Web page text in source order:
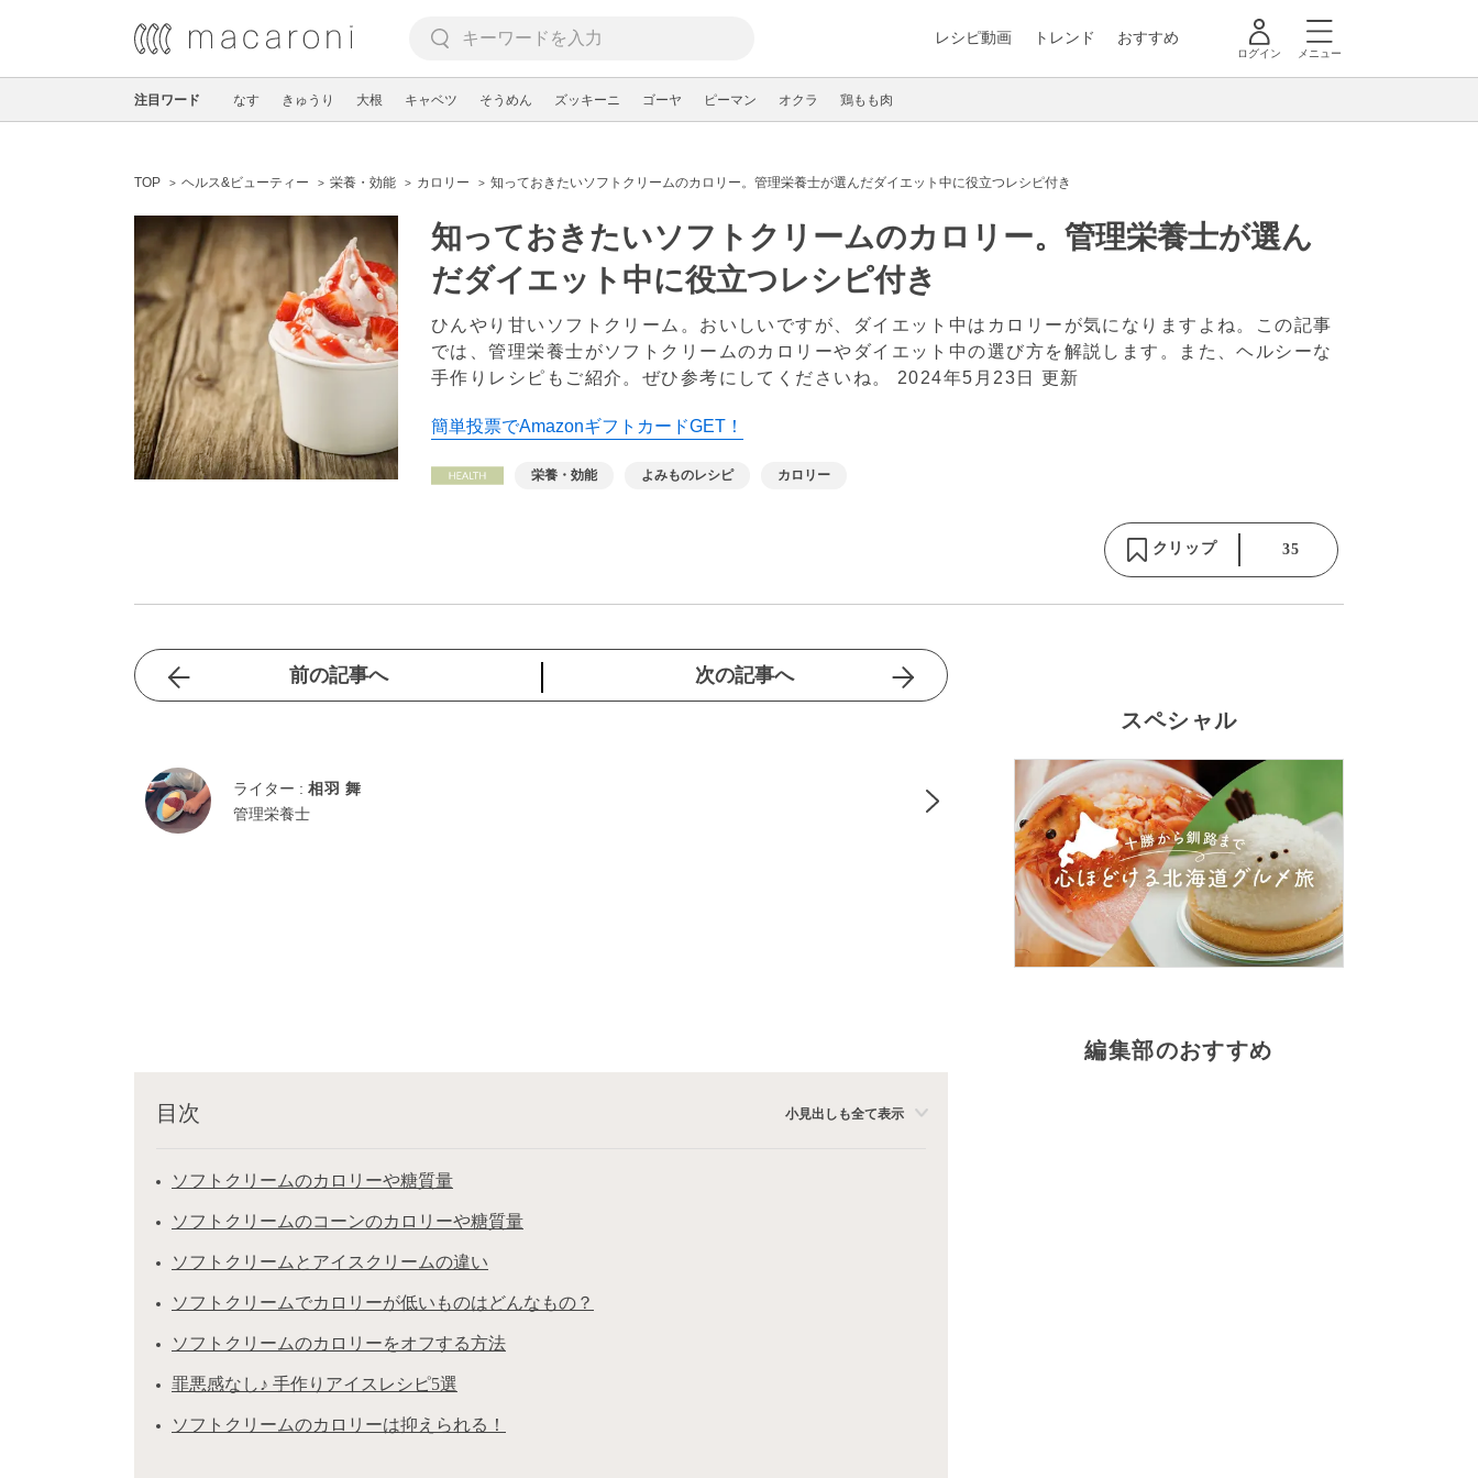
レシピ動画 トレンド おすすめ
ログイン メニュー
注目ワード なす きゅうり 大根 キャベツ そうめん ズッキーニ ゴーヤ ピーマン オクラ 鶏もも肉
TOP ヘルス&ビューティー 栄養・効能 カロリー 知っておきたいソフトクリームのカロリー。管理栄養士が選んだダイエット中に役立つレシピ付き
知っておきたいソフトクリームのカロリー。管理栄養士が選ん
だダイエット中に役立つレシピ付き
ひんやり甘いソフトクリーム。おいしいですが、ダイエット中はカロリーが気になりますよね。この記事
では、管理栄養士がソフトクリームのカロリーやダイエット中の選び方を解説します。また、ヘルシーな
手作りレシピもご紹介。ぜひ参考にしてくださいね。 2024年5月23日 更新
簡単投票でAmazonギフトカードGET！
栄養・効能 よみものレシピ カロリー
クリップ 35
前の記事へ 次の記事へ
ライター : 相羽 舞
管理栄養士
目次 小見出しも全て表示
ソフトクリームのカロリーや糖質量
ソフトクリームのコーンのカロリーや糖質量
ソフトクリームとアイスクリームの違い
ソフトクリームでカロリーが低いものはどんなもの？
ソフトクリームのカロリーをオフする方法
罪悪感なし♪ 手作りアイスレシピ5選
ソフトクリームのカロリーは抑えられる！
スペシャル
編集部のおすすめ